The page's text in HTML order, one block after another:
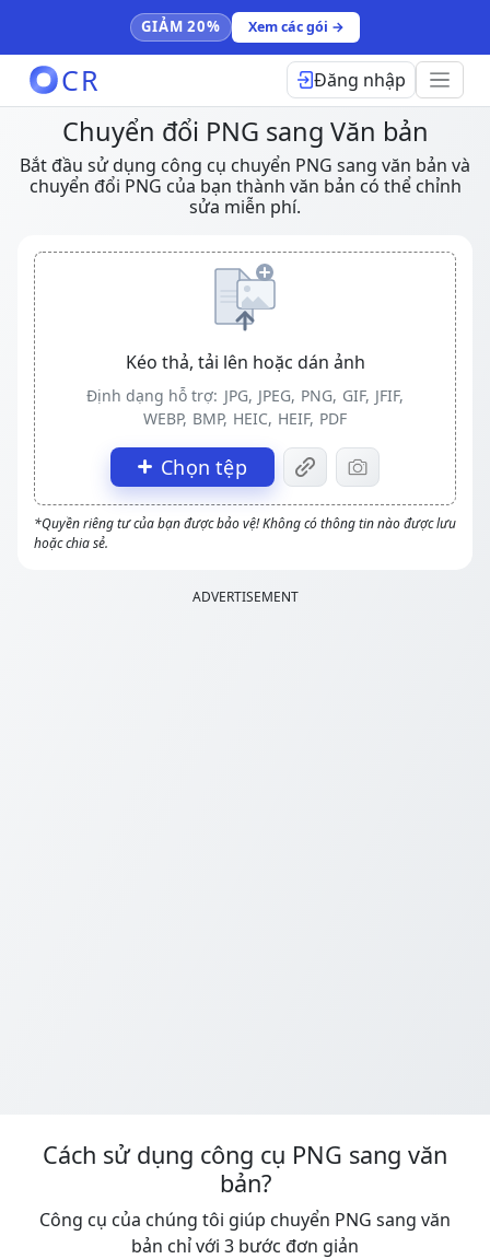
GIẢM 20% Xem các gói →
CR Đăng nhập
Chuyển đổi PNG sang Văn bản
Bắt đầu sử dụng công cụ chuyển PNG sang văn bản và
chuyển đổi PNG của bạn thành văn bản có thể chỉnh
sửa miễn phí.
Kéo thả, tải lên hoặc dán ảnh
Định dạng hỗ trợ: JPG, JPEG, PNG, GIF, JFIF,
WEBP, BMP, HEIC, HEIF, PDF
Chọn tệp
*Quyền riêng tư của bạn được bảo vệ! Không có thông tin nào được lưu
hoặc chia sẻ.
ADVERTISEMENT
Cách sử dụng công cụ PNG sang văn
bản?
Công cụ của chúng tôi giúp chuyển PNG sang văn
bản chỉ với 3 bước đơn giản